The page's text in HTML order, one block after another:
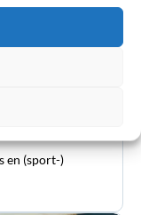
van
en (sport-)